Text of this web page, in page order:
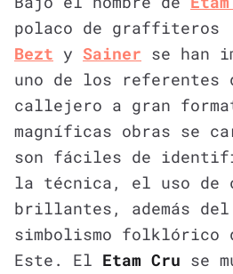
polaco de graffiteros
Bezt y Sainer se han
uno de los referentes
callejero a gran
magníficas obras se
son fáciles de
la técnica, el uso de
brillantes, además
simbolismo folklórico
Este. El Etam Cru se